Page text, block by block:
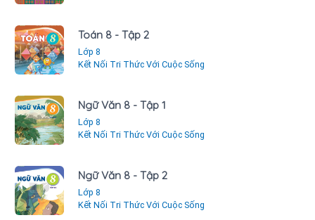
Toán 8 - Tập 2
Lớp 8
Kết Nối Tri Thức Với Cuộc Sống
Ngữ Văn 8 - Tập 1
Lớp 8
Kết Nối Tri Thức Với Cuộc Sống
Ngữ Văn 8 - Tập 2
Lớp 8
Kết Nối Tri Thức Với Cuộc Sống